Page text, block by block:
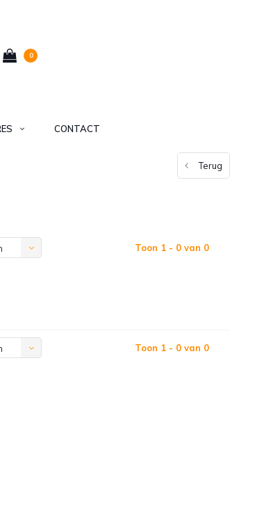
0
CONTACT
Terug
Toon 1 - 0 van 0
Toon 1 - 0 van 0